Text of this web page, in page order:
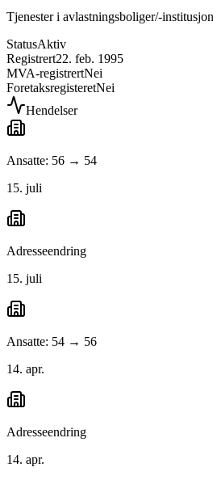
Tjenester i avlastningsboliger/-
StatusAktiv
Registrert22. feb. 1995
MVA-registrertNei
ForetaksregisteretNei
Hendelser
Ansatte: 56 → 54
15. juli
Adresseendring
15. juli
Ansatte: 54 → 56
14. apr.
Adresseendring
14. apr.